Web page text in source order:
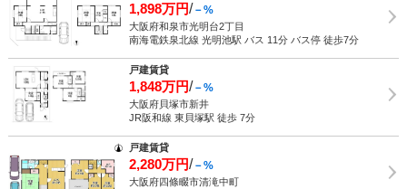
1,898万円/－%
大阪府和泉市光明台2丁目
南海電鉄泉北線 光明池駅 バス 11分 バス停 徒歩7分
戸建賃貸
1,848万円/－%
大阪府貝塚市新井
JR阪和線 東貝塚駅 徒歩 7分
戸建賃貸
2,280万円/－%
大阪府四條畷市清滝中町